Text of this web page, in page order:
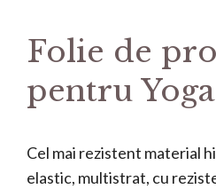
Folie de
pentru Yoga
Cel mai rezistent material
elastic, multistrat, cu